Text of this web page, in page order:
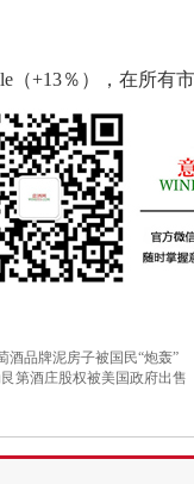
（+13％），在所有
酒品牌泥房子被国民“炮轰”
第酒庄股权被美国政府出售